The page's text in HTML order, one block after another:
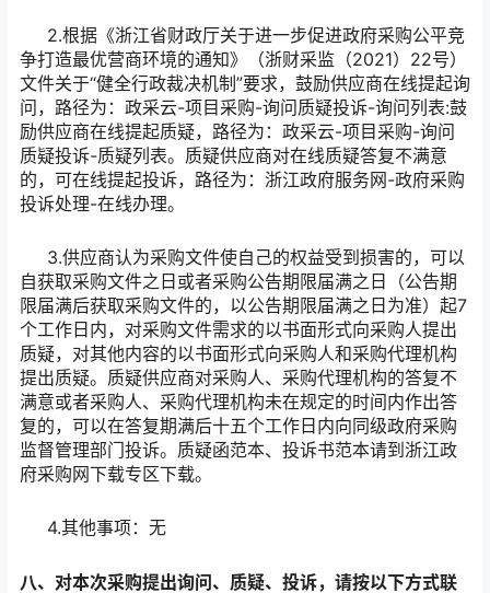
2.根据《浙江省财政厅关于进一步促进政府采购公平竞
争打造最优营商环境的通知》（浙财采监（2021）22号）
文件关于“健全行政裁决机制”要求，鼓励供应商在线提起询
问，路径为：政采云-项目采购-询问质疑投诉-询问列表:鼓
励供应商在线提起质疑，路径为：政采云-项目采购-询问
质疑投诉-质疑列表。质疑供应商对在线质疑答复不满意
的，可在线提起投诉，路径为：浙江政府服务网-政府采购
投诉处理-在线办理。
3.供应商认为采购文件使自己的权益受到损害的，可以
自获取采购文件之日或者采购公告期限届满之日（公告期
限届满后获取采购文件的，以公告期限届满之日为准）起7
个工作日内，对采购文件需求的以书面形式向采购人提出
质疑，对其他内容的以书面形式向采购人和采购代理机构
提出质疑。质疑供应商对采购人、采购代理机构的答复不
满意或者采购人、采购代理机构未在规定的时间内作出答
复的，可以在答复期满后十五个工作日内向同级政府采购
监督管理部门投诉。质疑函范本、投诉书范本请到浙江政
府采购网下载专区下载。
4.其他事项：无
八、对本次采购提出询问、质疑、投诉，请按以下方式联